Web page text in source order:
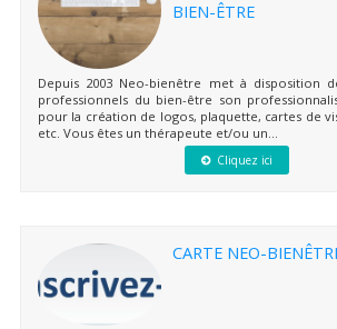
BIEN-ÊTRE
Depuis 2003 Neo-bienêtre met à disposition
professionnels du bien-être son
pour la création de logos, plaquette, cartes de
etc. Vous êtes un thérapeute et/ou un...
Cliquez ici
CARTE NEO-